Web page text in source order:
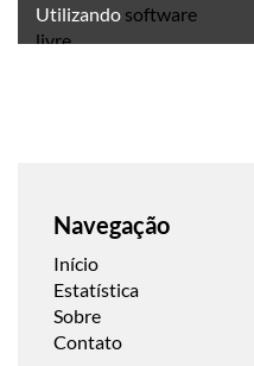
Utilizando software
livre.
Navegação
Início
Estatística
Sobre
Contato